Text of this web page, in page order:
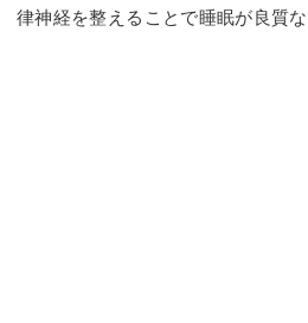
律神経を整えることで睡眠が良質